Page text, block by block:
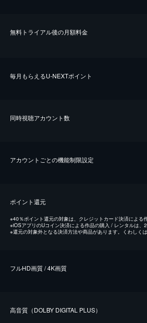
無料トライアル後の⽉額料金
毎⽉もらえるU-NEXTポイント
同時視聴アカウント数
アカウントごとの機能制限設定
ポイント還元
※40％ポイント還元の対象は、クレジットカード決済による
※iOSアプリのUコイン決済による作品の購入 / レンタルは、
※還元の対象外となる決済方法や商品があります。くわしくは
フルHD画質 / 4K画質
⾼⾳質（DOLBY DIGITAL PLUS）